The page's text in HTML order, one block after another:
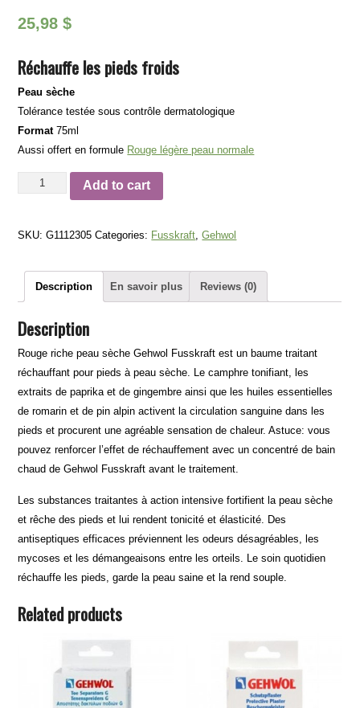
25,98$
Réchauffe les pieds froids
Peau sèche
Tolérance testée sous contrôle dermatologique
Format75ml
Aussi offert en formule Rouge légère peau normale
Rouge
sèche
Fusskraft
Add to cart
SKU:G1112305 Categories: Fusskraft,Gehwol
Description En savoir plus Reviews (0)
Description
Rouge riche peau sèche Gehwol Fusskraft est un baume traitant
réchauffant pour pieds à peau sèche. Le camphre tonifiant, les
extraits de paprika et de gingembre ainsi que les huiles essentielles
de romarin et de pin alpin activent la circulation sanguine dans les
pieds et procurent une agréable sensation de chaleur. Astuce: vous
pouvez renforcer l’effet de réchauffement avec un concentré de bain
chaud de Gehwol Fusskraft avant le traitement.
Les substances traitantes à action intensive fortifient la peau sèche
et rêche des pieds et lui rendent tonicité et élasticité. Des
antiseptiques efficaces préviennent les odeurs désagréables, les
mycoses et les démangeaisons entre les orteils. Le soin quotidien
réchauffe les pieds, garde la peau saine et la rend souple.
Related products